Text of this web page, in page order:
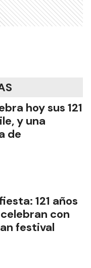
hoy sus 121
y una
de
121 años
con
festival